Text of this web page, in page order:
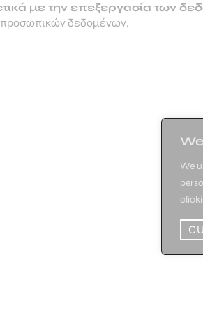
We
με την επεξεργασία των
προσωπικών δεδομένων.